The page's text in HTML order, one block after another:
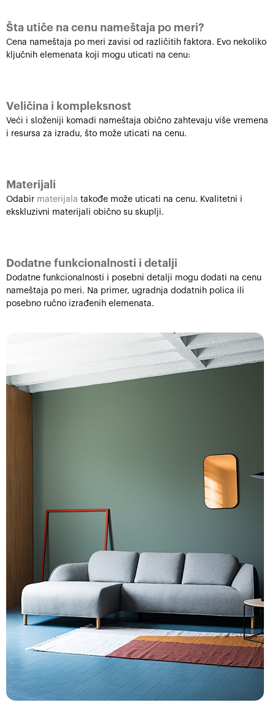
Šta utiče na cenu nameštaja po meri?
Cena nameštaja po meri zavisi od različitih faktora. Evo nekoliko
ključnih elemenata koji mogu uticati na cenu:
Veličina i kompleksnost
Veći i složeniji komadi nameštaja obično zahtevaju više vremena
i resursa za izradu, što može uticati na cenu.
Materijali
Odabir materijala takođe može uticati na cenu. Kvalitetni i
ekskluzivni materijali obično su skuplji.
Dodatne funkcionalnosti i detalji
Dodatne funkcionalnosti i posebni detalji mogu dodati na cenu
nameštaja po meri. Na primer, ugradnja dodatnih polica ili
posebno ručno izrađenih elemenata.